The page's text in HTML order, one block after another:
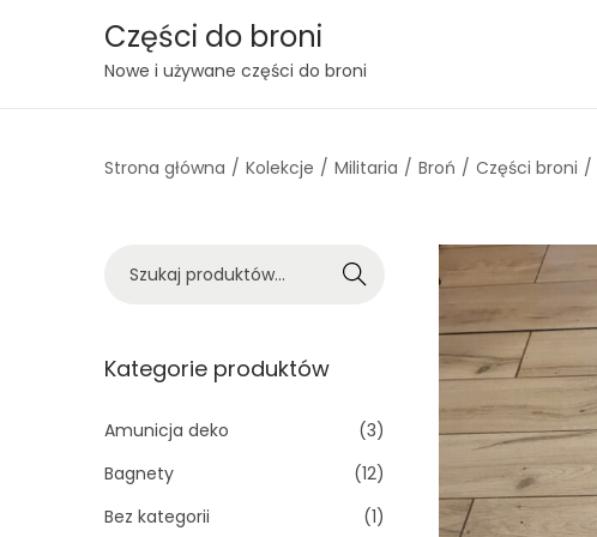
S
p
i
a
t
i
S
p
t
n
t
Części do broni
Nowe i używane części do broni
Strona główna / Kolekcje / Militaria / Broń / Części broni /
k
j
:
Szukaj
Kategorie produktów
Amunicja deko
(3)
Bagnety
(12)
Bez kategorii
(1)